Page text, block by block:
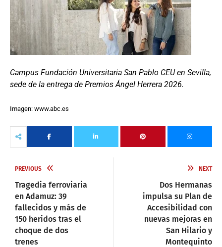
Campus Fundación Universitaria San Pablo CEU en Sevilla,
sede de la entrega de Premios Ángel Herrera 2026.
Imagen: www.abc.es
PREVIOUS
Tragedia ferroviaria
en Adamuz: 39
fallecidos y más de
150 heridos tras el
choque de dos
trenes
NEXT
Dos Hermanas
impulsa su Plan de
Accesibilidad con
nuevas mejoras en
San Hilario y
Montequinto